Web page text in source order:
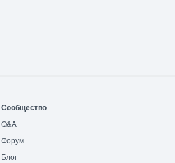
Сообщество
Q&A
Форум
Блог